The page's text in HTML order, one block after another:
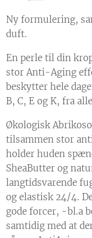
Ny formulering,
duft.
En perle til din
stor Anti-Aging
beskytter hele
B, C, E og K, fra
Økologisk
tilsammen stor
holder huden
SheaButter og
langtidsvarende
og elastisk 24/4.
gode forcer, -bl.a
samtidig med at